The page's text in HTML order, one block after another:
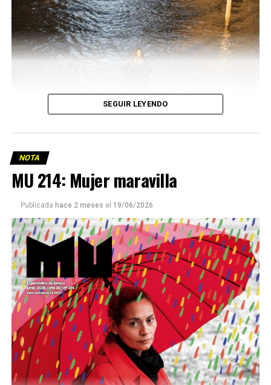
Este número 215 de MU ☝️viene con doble tapa, que
podría ser una frase:
Sin chamuyo, a remarla.
Descargar la Mu en PDF
SEGUIR LEYENDO
NOTA
MU 214: Mujer maravilla
Publicada hace 2 meses el 19/06/2026